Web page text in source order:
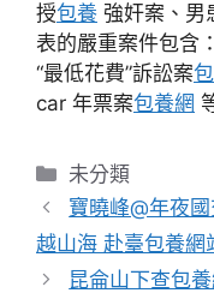
授包養 強奸案、男
表的嚴重案件包含：
“最低花費”訴訟案
car 年票案包養網
分
類
未分類
寶曉峰@年夜
越山海 赴臺包養網
昆侖山下查包